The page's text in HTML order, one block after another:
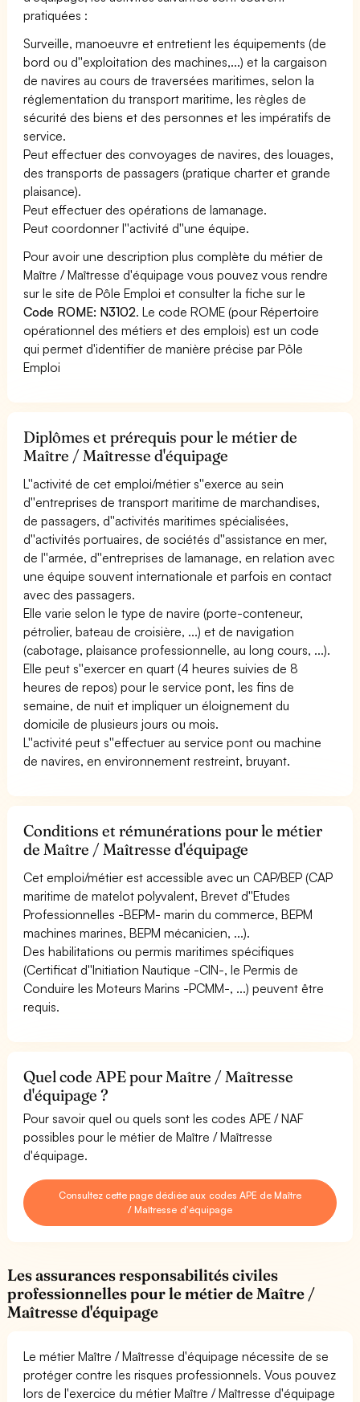
pratiquées :
Surveille, manoeuvre et entretient les équipements (de
bord ou d''exploitation des machines,...) et la cargaison
de navires au cours de traversées maritimes, selon la
réglementation du transport maritime, les règles de
sécurité des biens et des personnes et les impératifs de
service.
Peut effectuer des convoyages de navires, des louages,
des transports de passagers (pratique charter et grande
plaisance).
Peut effectuer des opérations de lamanage.
Peut coordonner l''activité d''une équipe.
Pour avoir une description plus complète du métier de
Maître / Maîtresse d'équipage vous pouvez vous rendre
sur le site de Pôle Emploi et consulter la fiche sur le
Code ROME: N3102. Le code ROME (pour Répertoire
opérationnel des métiers et des emplois) est un code
qui permet d'identifier de manière précise par Pôle
Emploi
Diplômes et prérequis pour le métier de
Maître / Maîtresse d'équipage
L''activité de cet emploi/métier s''exerce au sein
d''entreprises de transport maritime de marchandises,
de passagers, d''activités maritimes spécialisées,
d''activités portuaires, de sociétés d''assistance en mer,
de l''armée, d''entreprises de lamanage, en relation avec
une équipe souvent internationale et parfois en contact
avec des passagers.
Elle varie selon le type de navire (porte-conteneur,
pétrolier, bateau de croisière, ...) et de navigation
(cabotage, plaisance professionnelle, au long cours, ...).
Elle peut s''exercer en quart (4 heures suivies de 8
heures de repos) pour le service pont, les fins de
semaine, de nuit et impliquer un éloignement du
domicile de plusieurs jours ou mois.
L''activité peut s''effectuer au service pont ou machine
de navires, en environnement restreint, bruyant.
Conditions et rémunérations pour le métier
de Maître / Maîtresse d'équipage
Cet emploi/métier est accessible avec un CAP/BEP (CAP
maritime de matelot polyvalent, Brevet d''Etudes
Professionnelles -BEPM- marin du commerce, BEPM
machines marines, BEPM mécanicien, ...).
Des habilitations ou permis maritimes spécifiques
(Certificat d''Initiation Nautique -CIN-, le Permis de
Conduire les Moteurs Marins -PCMM-, ...) peuvent être
requis.
Quel code APE pour Maître / Maîtresse
d'équipage ?
Pour savoir quel ou quels sont les codes APE / NAF
possibles pour le métier de Maître / Maîtresse
d'équipage.
Consultez cette page dédiée aux codes APE de Maître
/ Maîtresse d'équipage
Les assurances responsabilités civiles
professionnelles pour le métier de Maître /
Maîtresse d'équipage
Le métier Maître / Maîtresse d'équipage nécessite de se
protéger contre les risques professionnels. Vous pouvez
lors de l'exercice du métier Maître / Maîtresse d'équipage